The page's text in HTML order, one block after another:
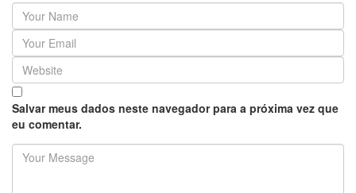
20:57Atenção Para O Golpe Do PIX; Polícia Faz Alerta
18:53
em vídeo chamando jovem de “amor”
CPI Da Covid
07:27
‘viradão’ da vacinação contra a Covid-19 nos dias 29 e
Salvar meus dados neste navegador para a próxima vez que
eu comentar.